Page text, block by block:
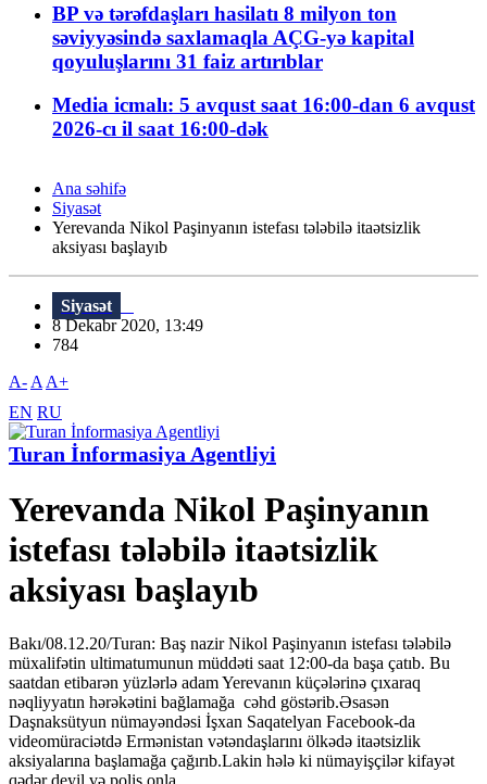
BP və tərəfdaşları hasilatı 8 milyon ton
səviyyəsində saxlamaqla AÇG-yə kapital
qoyuluşlarını 31 faiz artırıblar
Media icmalı: 5 avqust saat 16:00-dan 6 avqust
2026-cı il saat 16:00-dək
Ana səhifə
Siyasət
Yerevanda Nikol Paşinyanın istefası tələbilə itaətsizlik
aksiyası başlayıb
Siyasət
8 Dekabr 2020, 13:49
784
A- A A+
EN RU
Turan İnformasiya Agentliyi
Yerevanda Nikol Paşinyanın
istefası tələbilə itaətsizlik
aksiyası başlayıb
Bakı/08.12.20/Turan: Baş nazir Nikol Paşinyanın istefası tələbilə
müxalifətin ultimatumunun müddəti saat 12:00-da başa çatıb. Bu
saatdan etibarən yüzlərlə adam Yerevanın küçələrinə çıxaraq
nəqliyyatın hərəkətini bağlamağa cəhd göstərib.Əsasən
Daşnaksütyun nümayəndəsi İşxan Saqatelyan Facebook-da
videomüraciətdə Ermənistan vətəndaşlarını ölkədə itaətsizlik
aksiyalarına başlamağa çağırıb.Lakin hələ ki nümayişçilər kifayət
qədər deyil və polis onla...